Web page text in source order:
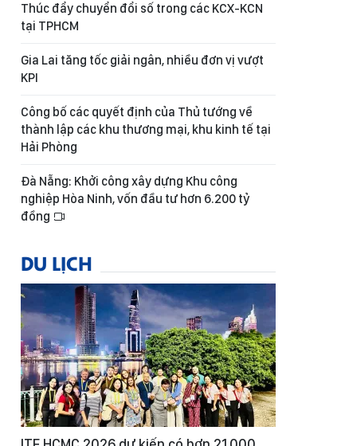
Thúc đẩy chuyển đổi số trong các KCX-KCN
tại TPHCM
Gia Lai tăng tốc giải ngân, nhiều đơn vị vượt
KPI
Công bố các quyết định của Thủ tướng về
thành lập các khu thương mại, khu kinh tế tại
Hải Phòng
Đà Nẵng: Khởi công xây dựng Khu công
nghiệp Hòa Ninh, vốn đầu tư hơn 6.200 tỷ
đồng
DU LỊCH